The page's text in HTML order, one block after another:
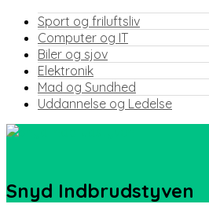
Sport og friluftsliv
Computer og IT
Biler og sjov
Elektronik
Mad og Sundhed
Uddannelse og Ledelse
Snyd Indbrudstyven